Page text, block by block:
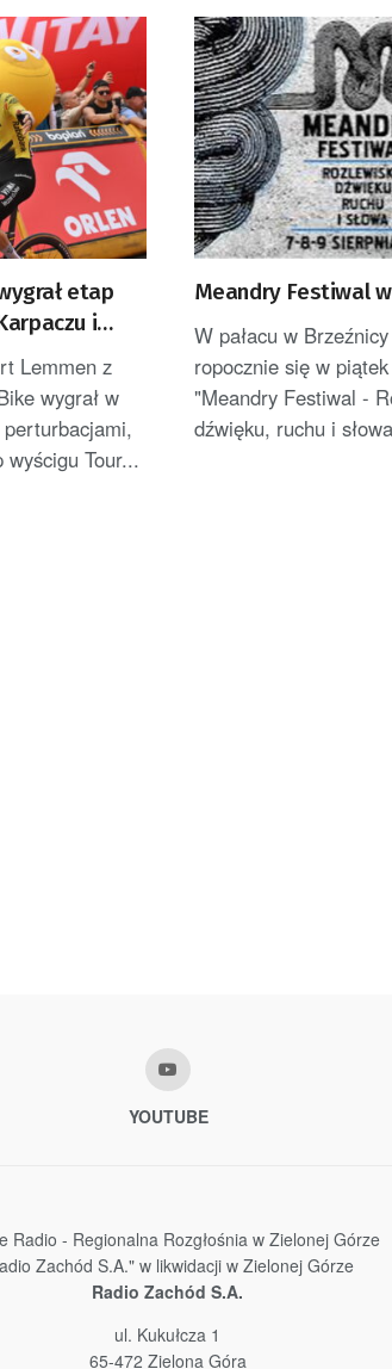
etap
i
Lemmen z
wygrał w
Tour...
Meandry Festiwal
W pałacu w
ropocznie się w
"Meandry Festiwal -
dźwięku, ruchu i
YOUTUBE
Radio - Regionalna Rozgłośnia w Zielonej Górze
Zachód S.A." w likwidacji w Zielonej Górze
Radio Zachód S.A.
ul. Kukułcza 1
65-472 Zielona Góra